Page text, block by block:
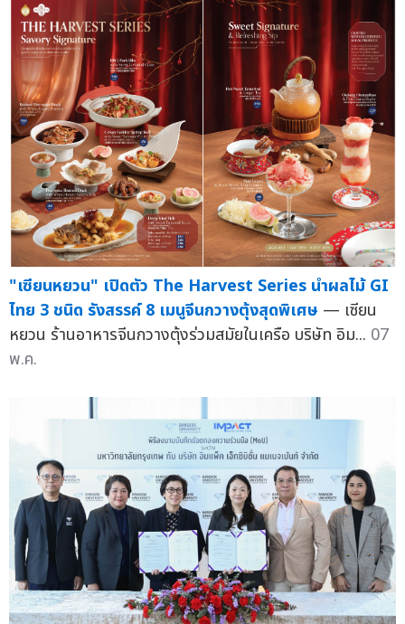
"เซียนหยวน" เปิดตัว The Harvest Series นำผลไม้ GI
ไทย 3 ชนิด รังสรรค์ 8 เมนูจีนกวางตุ้งสุดพิเศษ — เซียน
หยวน ร้านอาหารจีนกวางตุ้งร่วมสมัยในเครือ บริษัท อิม... 07
พ.ค.